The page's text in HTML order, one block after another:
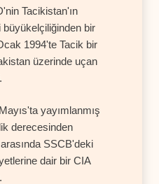
Tacikistan'ın
bir
1994'te Tacik bir
üzerinde uçan
yayımlanmış
derecesinden
arasında SSCB'deki
dair bir CIA